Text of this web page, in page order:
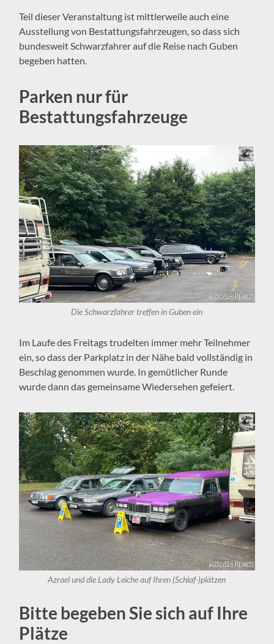
Teil dieser Veranstaltung ist mittlerweile auch eine
Ausstellung von Bestattungsfahrzeugen, so dass sich
bundesweit Schwarzfahrer auf die Reise nach Guben
begeben hatten.
Parken nur für
Bestattungsfahrzeuge
Die Schwarzfahrer treffen in Guben ein
Im Laufe des Freitags trudelten immer mehr Teilnehmer
ein, so dass der Parkplatz in der Nähe bald vollständig in
Beschlag genommen wurde. In gemütlicher Runde
wurde dann das gemeinsame Wiedersehen gefeiert.
Azrael und die Lady Leiche auf Ihren (Schlaf-)plätzen
Bitte begeben Sie sich auf Ihre
Plätze